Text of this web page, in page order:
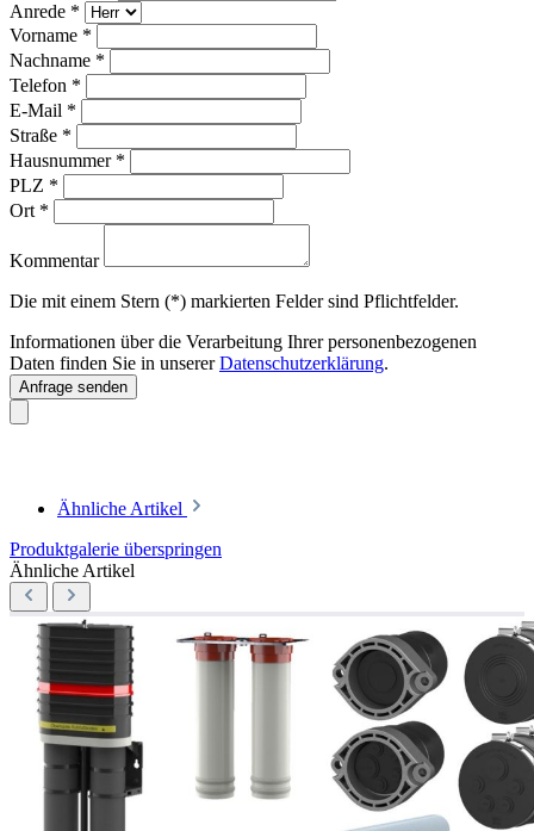
Anrede *
Vorname *
Nachname *
Telefon *
E-Mail *
Straße *
Hausnummer *
PLZ *
Ort *
Kommentar
Die mit einem Stern (*) markierten Felder sind Pflichtfelder.
Informationen über die Verarbeitung Ihrer personenbezogenen
Daten finden Sie in unsererDatenschutzerklärung.
Anfrage senden
Ähnliche Artikel
Produktgalerie überspringen
Ähnliche Artikel